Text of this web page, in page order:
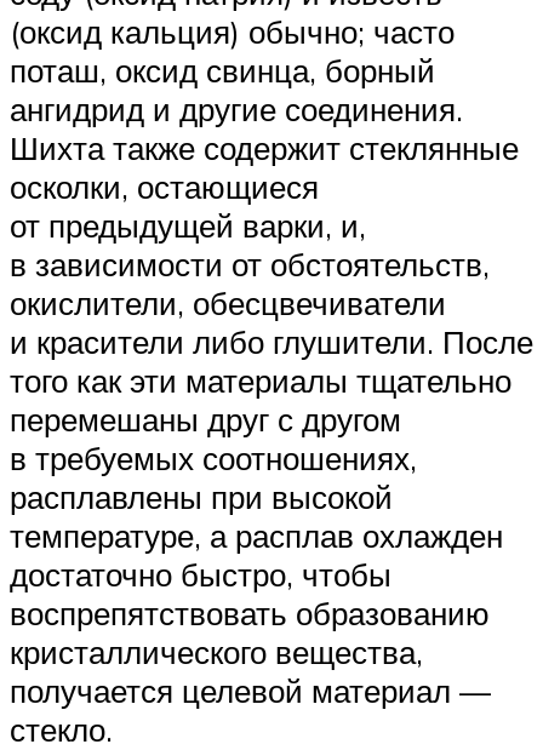
(оксид кальция) обычно; часто
поташ, оксид свинца, борный
ангидрид и другие соединения.
Шихта также содержит стеклянные
осколки, остающиеся
от предыдущей варки, и,
в зависимости от обстоятельств,
окислители, обесцвечиватели
и красители либо глушители. После
того как эти материалы тщательно
перемешаны друг с другом
в требуемых соотношениях,
расплавлены при высокой
температуре, а расплав охлажден
достаточно быстро, чтобы
воспрепятствовать образованию
кристаллического вещества,
получается целевой материал —
стекло.